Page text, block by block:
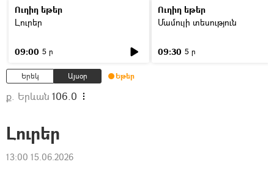
Ուղիղ եթեր
Լուրեր
09:00 5 ր
Ուղիղ եթեր
Մամուլի տեսություն
09:30 5 ր
Երեկ Այսօր Եթեր
ք. Երևան 106.0
Լուրեր
13:00 15.06.2026